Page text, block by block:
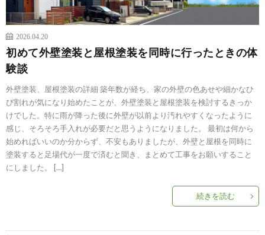
2026.04.20
初めて外壁塗装と屋根塗装を同時に行ったときの体
験談
外壁塗装、屋根塗装の詳細 築年数が経ち、家の外壁の色あせや細かなひ
び割れが気になり始めたことが、外壁塗装と屋根塗装を検討するきっか
けでした。特に雨が降った後に外壁が以前より汚れやすくなったように
感じ、そろそろ手入れが必要だと思うようになりました。 最初は何から
始めればいいのか分からず、不安もありましたが、外壁と屋根を同時に
塗装すると足場代が一度で済むと聞き、まとめて工事をお願いすること
にしました。 […]
続きを読む